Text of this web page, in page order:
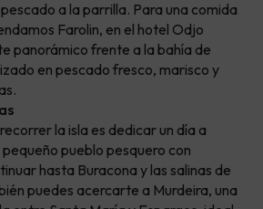
a la parrilla. Para una comida
Farolin, en el hotel Odjo
panorámico frente a la bahía de
en pescado fresco, marisco y
la isla es dedicar un día a
pueblo pesquero con
hasta Buracona y las salinas de
puedes acercarte a Murdeira, una